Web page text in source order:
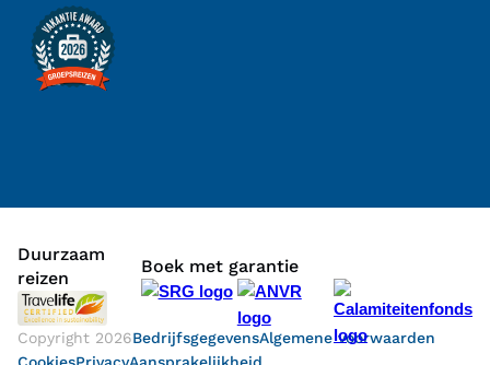
Copyright 2026BedrijfsgegevensAlgemene voorwaarden
Duurzaam
reizen
Boek met garantie